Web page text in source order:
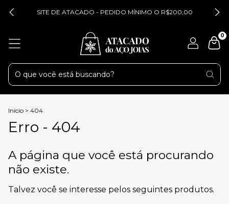
SITE DE ATACADO - PEDIDO MÍNIMO O R$200,00
0
Início > 404
Erro - 404
A página que você está procurando
não existe.
Talvez você se interesse pelos seguintes produtos.